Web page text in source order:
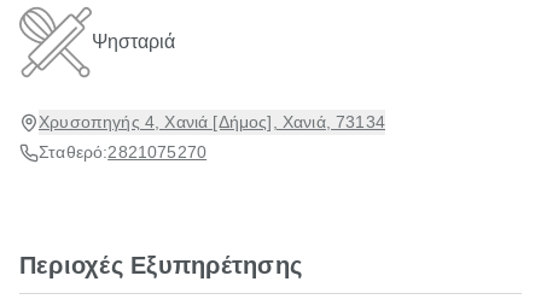
Ψησταριά
Χρυσοπηγής 4, Χανιά [Δήμος], Χανιά, 73134
Σταθερό:2821075270
Περιοχές Εξυπηρέτησης